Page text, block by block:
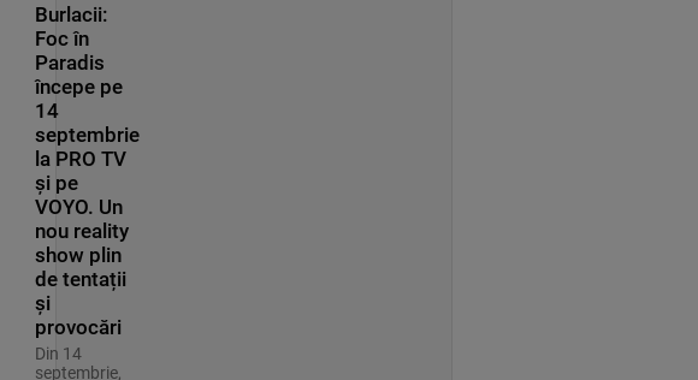
Burlacii:
Foc în
Paradis
începe pe
14
septembrie
la PRO TV
și pe
VOYO. Un
nou reality
show plin
de tentații
și
provocări
Din 14
septembrie,